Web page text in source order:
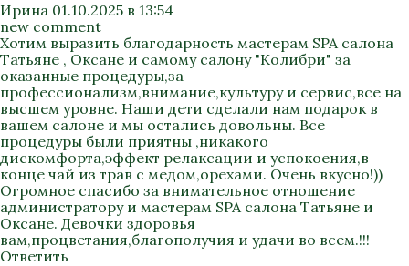
Ирина 01.10.2025 в 13:54
new comment
Хотим выразить благодарность мастерам SPA салона
Татьяне , Оксане и самому салону "Колибри" за
оказанные процедуры,за
профессионализм,внимание,культуру и сервис,все на
высшем уровне. Наши дети сделали нам подарок в
вашем салоне и мы остались довольны. Все
процедуры были приятны ,никакого
дискомфорта,эффект релаксации и успокоения,в
конце чай из трав с медом,орехами. Очень вкусно!))
Огромное спасибо за внимательное отношение
администратору и мастерам SPA салона Татьяне и
Оксане. Девочки здоровья
вам,процветания,благополучия и удачи во всем.!!!
Ответить